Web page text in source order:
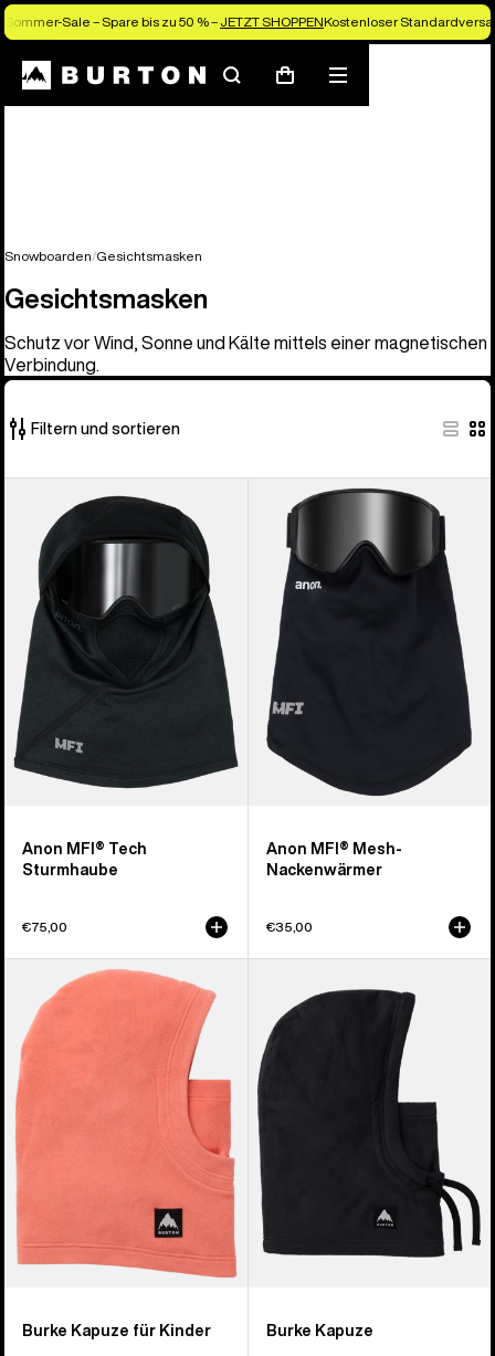
Sommer-Sale – Spare bis zu 50 % – JETZT SHOPPENKostenloser
SuchenWarenkorb
Menü
Snowboarden Gesichtsmasken
Gesichtsmasken
Schutz vor Wind, Sonne und Kälte mittels einer magnetischen
Verbindung.
Filtern und sortieren
Produkten
Tech
Sturmhaube
Anon MFI® Tech
Sturmhaube
€75,00
MFI®
Mesh-
Nackenwärmer
Anon MFI® Mesh-
Nackenwärmer
€35,00
Burke
Kapuze
für
Kinder
Burke Kapuze für Kinder
Kapuze
Burke Kapuze